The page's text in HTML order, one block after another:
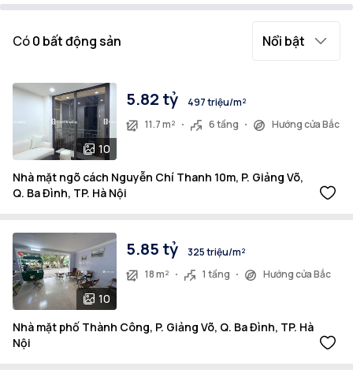
Có0 bất động sản Nổi bật
10
5.82 tỷ
497 triệu/m²
11.7 m²
6 tầng Hướng cửa Bắc
Nhà mặt ngõ cách Nguyễn Chí Thanh 10m, P. Giảng Võ,
Q. Ba Đình, TP. Hà Nội
10
5.85 tỷ
325 triệu/m²
18 m²
1 tầng Hướng cửa Bắc
Nhà mặt phố Thành Công, P. Giảng Võ, Q. Ba Đình, TP. Hà
Nội